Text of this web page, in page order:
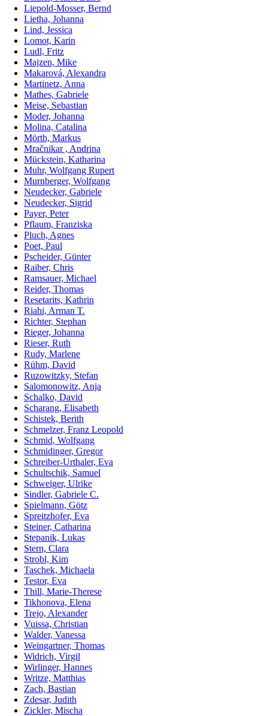
Liepold-Mosser, Bernd
Lietha, Johanna
Lind, Jessica
Lomot, Karin
Ludl, Fritz
Majzen, Mike
Makarová, Alexandra
Martinetz, Anna
Mathes, Gabriele
Meise, Sebastian
Moder, Johanna
Molina, Catalina
Mörth, Markus
Mračnikar , Andrina
Mückstein, Katharina
Muhr, Wolfgang Rupert
Murnberger, Wolfgang
Neudecker, Gabriele
Neudecker, Sigrid
Payer, Peter
Pflaum, Franziska
Pluch, Agnes
Poet, Paul
Pscheider, Günter
Raiber, Chris
Ramsauer, Michael
Reider, Thomas
Resetarits, Kathrin
Riahi, Arman T.
Richter, Stephan
Rieger, Johanna
Rieser, Ruth
Rudy, Marlene
Rühm, David
Ruzowitzky, Stefan
Salomonowitz, Anja
Schalko, David
Scharang, Elisabeth
Schistek, Berith
Schmelzer, Franz Leopold
Schmid, Wolfgang
Schmidinger, Gregor
Schreiber-Urthaler, Eva
Schultschik, Samuel
Schweiger, Ulrike
Sindler, Gabriele C.
Spielmann, Götz
Spreitzhofer, Eva
Steiner, Catharina
Stepanik, Lukas
Stern, Clara
Strobl, Kim
Taschek, Michaela
Testor, Eva
Thill, Marie-Therese
Tikhonova, Elena
Trejo, Alexander
Vuissa, Christian
Walder, Vanessa
Weingartner, Thomas
Widrich, Virgil
Wirlinger, Hannes
Writze, Matthias
Zach, Bastian
Zdesar, Judith
Zickler, Mischa